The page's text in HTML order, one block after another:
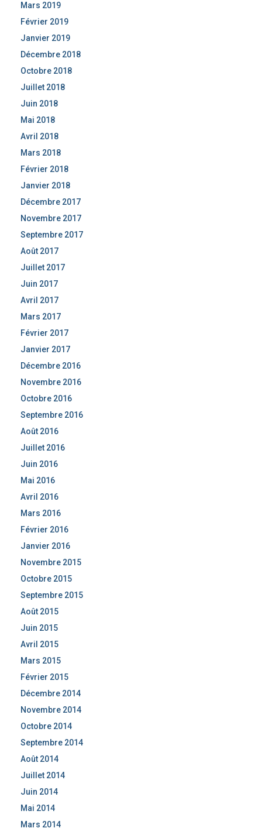
Mars 2019
Février 2019
Janvier 2019
Décembre 2018
Octobre 2018
Juillet 2018
Juin 2018
Mai 2018
Avril 2018
Mars 2018
Février 2018
Janvier 2018
Décembre 2017
Novembre 2017
Septembre 2017
Août 2017
Juillet 2017
Juin 2017
Avril 2017
Mars 2017
Février 2017
Janvier 2017
Décembre 2016
Novembre 2016
Octobre 2016
Septembre 2016
Août 2016
Juillet 2016
Juin 2016
Mai 2016
Avril 2016
Mars 2016
Février 2016
Janvier 2016
Novembre 2015
Octobre 2015
Septembre 2015
Août 2015
Juin 2015
Avril 2015
Mars 2015
Février 2015
Décembre 2014
Novembre 2014
Octobre 2014
Septembre 2014
Août 2014
Juillet 2014
Juin 2014
Mai 2014
Mars 2014